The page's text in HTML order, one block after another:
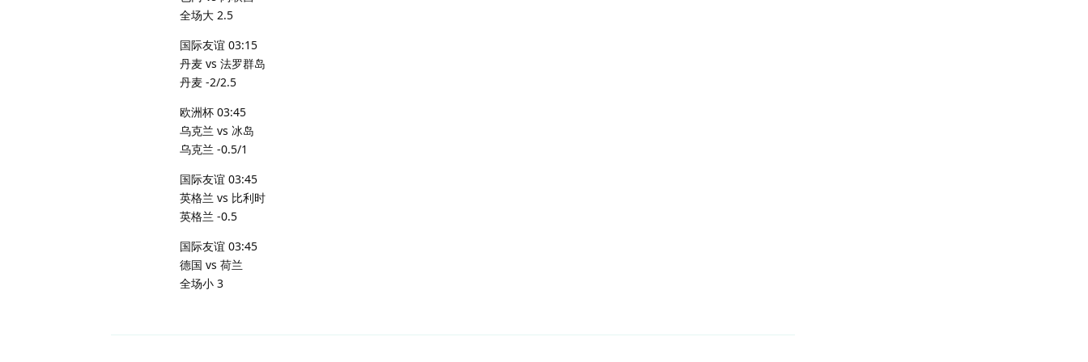
全场大 2.5
国际友谊 03:15
丹麦 vs 法罗群岛
丹麦 -2/2.5
欧洲杯 03:45
乌克兰 vs 冰岛
乌克兰 -0.5/1
国际友谊 03:45
英格兰 vs 比利时
英格兰 -0.5
国际友谊 03:45
德国 vs 荷兰
全场小 3